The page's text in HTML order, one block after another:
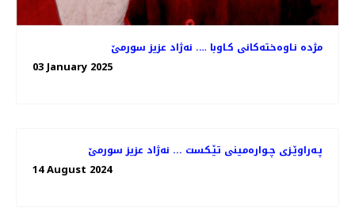
مژده‌ نـاوه‌خته‌كانی كـاوبا …. نه‌ژاد عزیز سورمێ
03 January 2025
پـه‌راوێـزی چـواره‌مینی تێـكست ... نه‌ژاد عزیز سورمێ
14 August 2024